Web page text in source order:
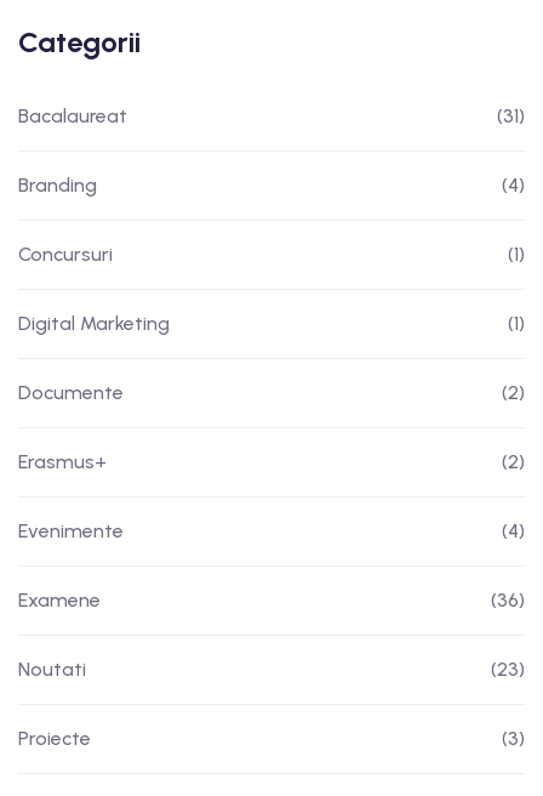
Categorii
Bacalaureat (31)
Branding (4)
Concursuri (1)
Digital Marketing (1)
Documente (2)
Erasmus+ (2)
Evenimente (4)
Examene (36)
Noutati (23)
Proiecte (3)